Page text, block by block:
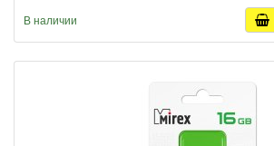
В наличии